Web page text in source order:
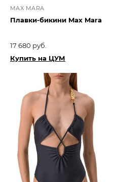
MAX MARA
Плавки-бикини Max Mara
17 680 руб.
Купить на ЦУМ